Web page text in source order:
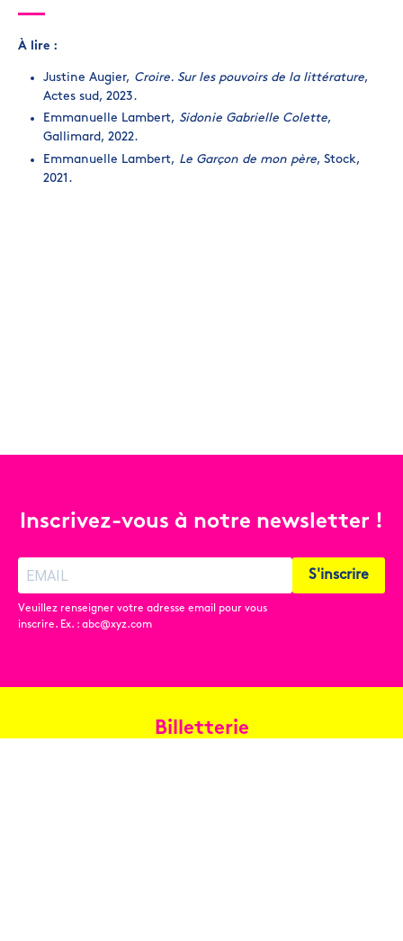
À lire :
Justine Augier, Croire. Sur les pouvoirs de la littérature,
Actes sud, 2023.
Emmanuelle Lambert, Sidonie Gabrielle Colette,
Gallimard, 2022.
Emmanuelle Lambert, Le Garçon de mon père, Stock,
2021.
Inscrivez-vous à notre newsletter !
Veuillez renseigner votre adresse email pour vous
inscrire. Ex. : abc@xyz.com
S'inscrire
Billetterie